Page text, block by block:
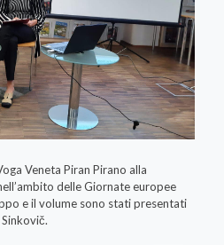
Veneta Piran Pirano alla
delle Giornate europee
e il volume sono stati presentati